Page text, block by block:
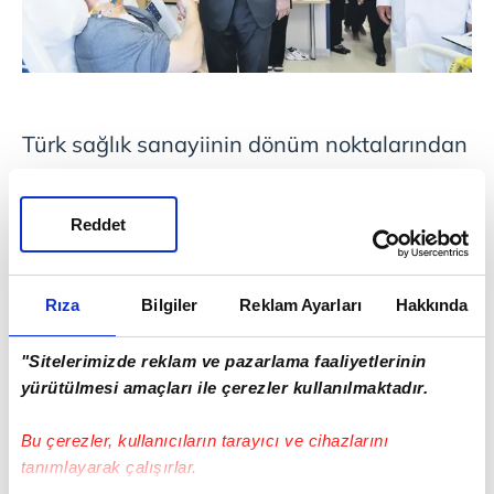
Rıza Bilgiler Reklam Ayarları Hakkında
"Sitelerimizde reklam ve pazarlama faaliyetlerinin
yürütülmesi amaçları ile çerezler kullanılmaktadır.
Bu çerezler, kullanıcıların tarayıcı ve cihazlarını
tanımlayarak çalışırlar.
Reddet
Türk sağlık sanayiinin dönüm noktalarından
yerli kalp-akciğer makinemizle Bilkent Şehir
Hastanesi'nde ameliyat gerçekleştirdi.
ASELSAN üretimi kalpakciğer makinesinin
kullanıldığı ilk ameliyatın başarılı geçmesi,
Türkiye'nin tıbbi cihaz üretimindeki yerli ve
milli adımlar açısından önemli kilometre taşı
ilerleyen dönemde daha fazla hastanede